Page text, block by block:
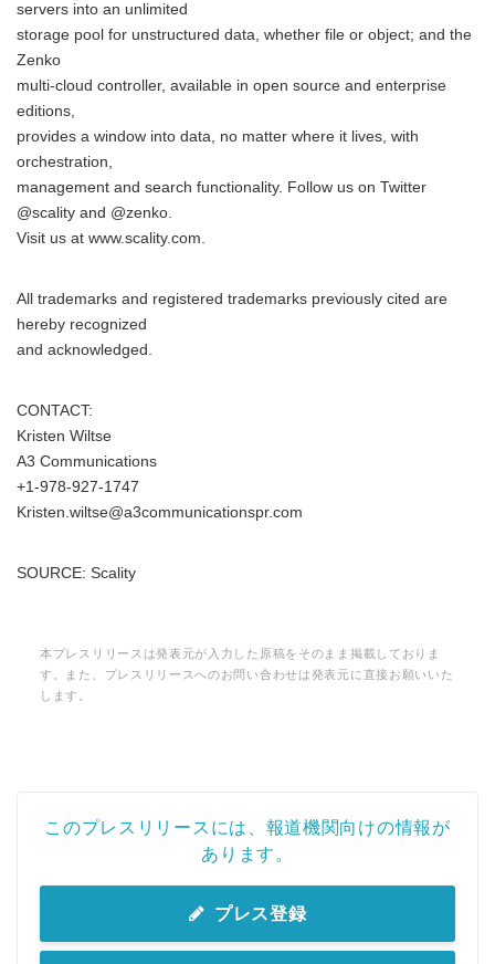
servers into an unlimited
storage pool for unstructured data, whether file or object; and the
Zenko
multi-cloud controller, available in open source and enterprise
editions,
provides a window into data, no matter where it lives, with
orchestration,
management and search functionality. Follow us on Twitter
@scality and @zenko.
Visit us at www.scality.com.
All trademarks and registered trademarks previously cited are
hereby recognized
and acknowledged.
CONTACT:
Kristen Wiltse
A3 Communications
+1-978-927-1747
Kristen.wiltse@a3communicationspr.com
SOURCE: Scality
本プレスリリースは発表元が入力した原稿をそのまま掲載しておりま
す。また、プレスリリースへのお問い合わせは発表元に直接お願いいた
します。
このプレスリリースには、報道機関向けの情報が
あります。
プレス登録